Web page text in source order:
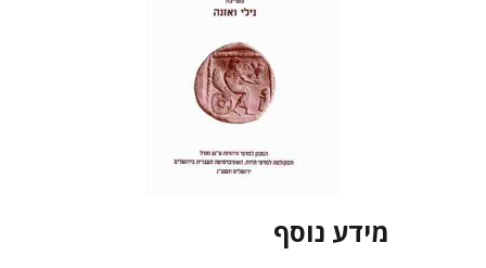
מידע נוסף